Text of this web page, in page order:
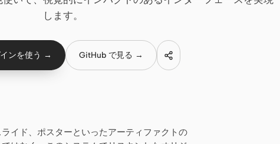
します。
ンを使う → GitHub で見る →
イド、ポスターといったアーティファクトの